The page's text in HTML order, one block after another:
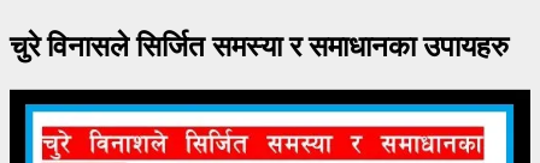
चुरे विनासले सिर्जित समस्या र समाधानका उपायहरु